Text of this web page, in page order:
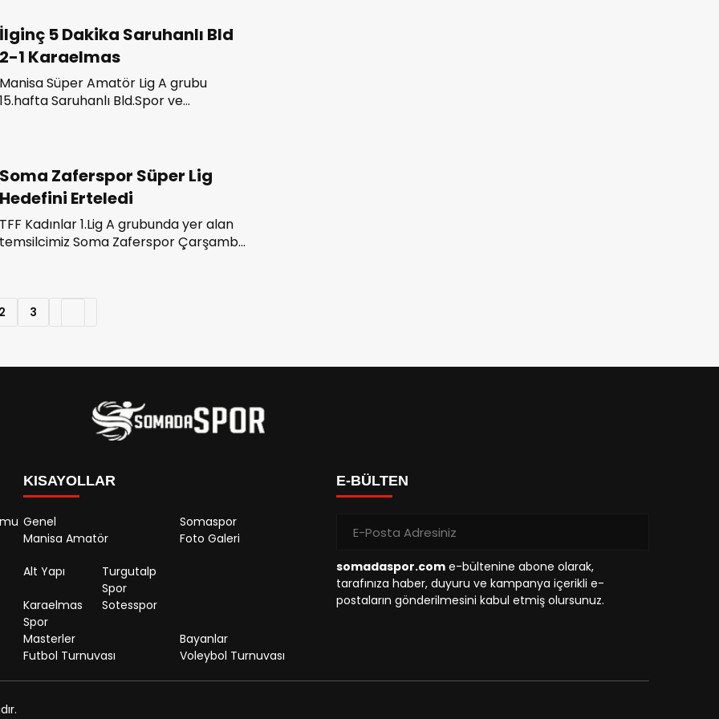
İlginç 5 Dakika Saruhanlı Bld
2-1 Karaelmas
Manisa Süper Amatör Lig A grubu
15.hafta Saruhanlı Bld.Spor ve
Soma Zaferspor Süper Lig
Hedefini Erteledi
TFF Kadınlar 1.Lig A grubunda yer alan
temsilcimiz Soma Zaferspor Çarşamba
3
KISAYOLLAR
Genel
Somaspor
Manisa Amatör
Alt Yapı
Turgutalp
Spor
Karaelmas
Spor
Sotesspor
Foto Galeri
Masterler
Bayanlar
Futbol Turnuvası
Voleybol Turnuvası
E-BÜLTEN
somadaspor.com e-bültenine abone olarak,
tarafınıza haber, duyuru ve kampanya içerikli e-
postaların gönderilmesini kabul etmiş olursunuz.